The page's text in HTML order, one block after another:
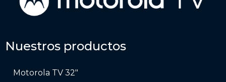
Nuestros productos
Motorola TV 32″